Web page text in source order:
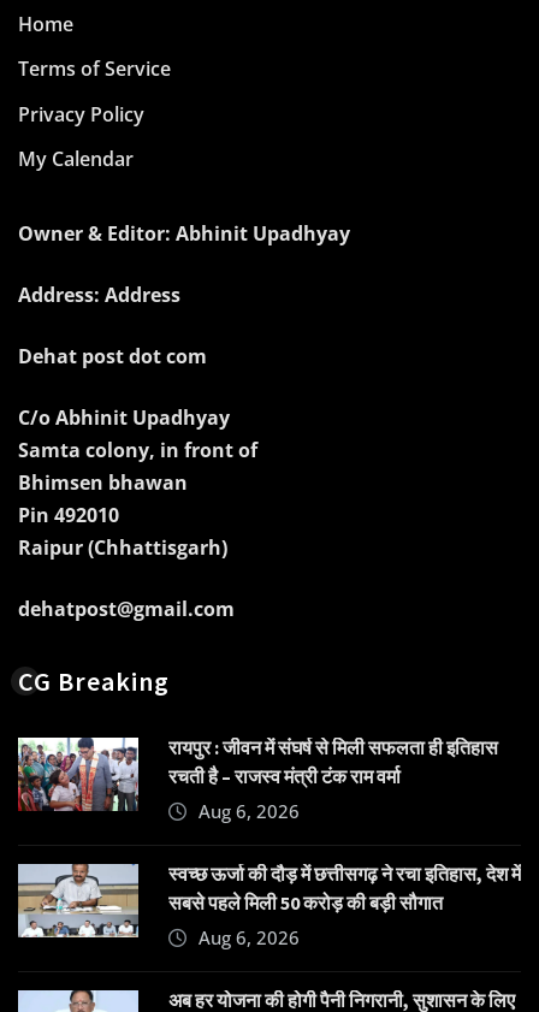
Home
Terms of Service
Privacy Policy
My Calendar
Owner & Editor: Abhinit Upadhyay
Address: Address
Dehat post dot com
C/o Abhinit Upadhyay
Samta colony, in front of
Bhimsen bhawan
Pin 492010
Raipur (Chhattisgarh)
dehatpost@gmail.com
CG Breaking
रायपुर : जीवन में संघर्ष से मिली सफलता ही इतिहास
रचती है – राजस्व मंत्री टंक राम वर्मा
Aug 6, 2026
स्वच्छ ऊर्जा की दौड़ में छत्तीसगढ़ ने रचा इतिहास, देश में
सबसे पहले मिली 50 करोड़ की बड़ी सौगात
Aug 6, 2026
अब हर योजना की होगी पैनी निगरानी, सुशासन के लिए